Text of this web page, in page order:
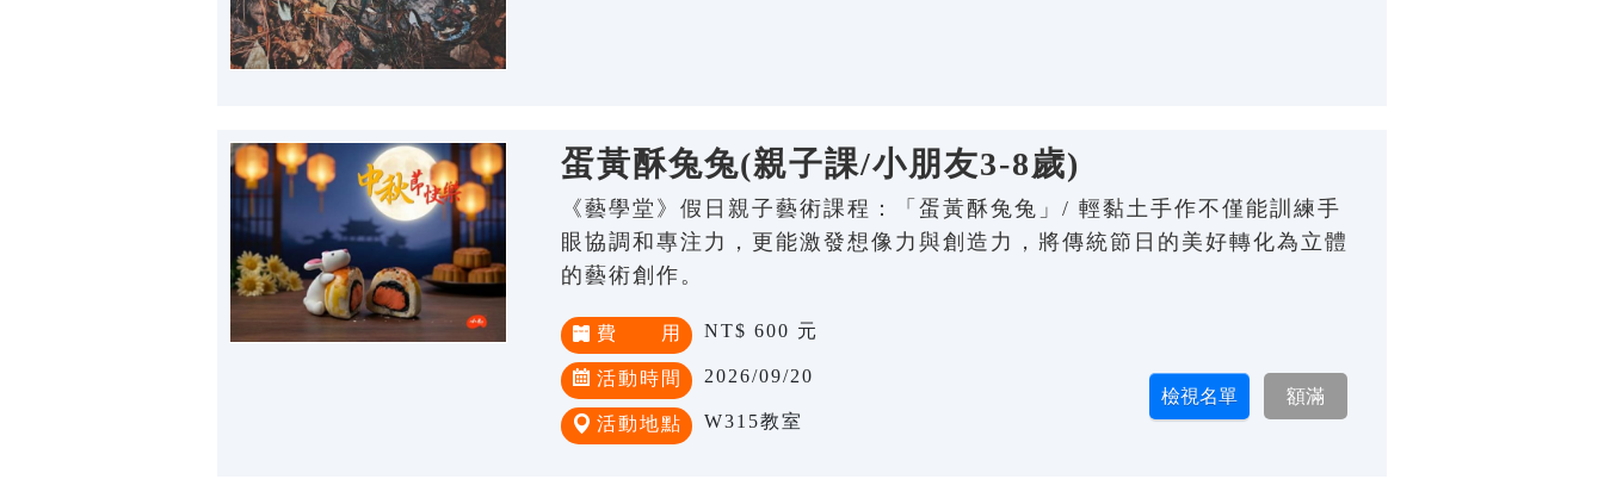
蛋黃酥兔兔(親子課/小朋友3-8歲)
《藝學堂》假日親子藝術課程：「蛋黃酥兔兔」/ 輕黏土手作不僅能訓練手
眼協調和專注力，更能激發想像力與創造力，將傳統節日的美好轉化為立體
的藝術創作。
費 用 NT$ 600 元
活動時間 2026/09/20
活動地點 W315教室